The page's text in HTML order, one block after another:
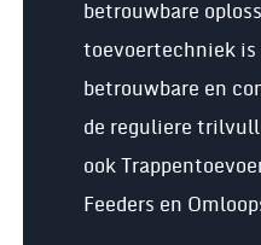
betrouwbare
toevoertechniek is
betrouwbare en
de reguliere
ook
Feeders en